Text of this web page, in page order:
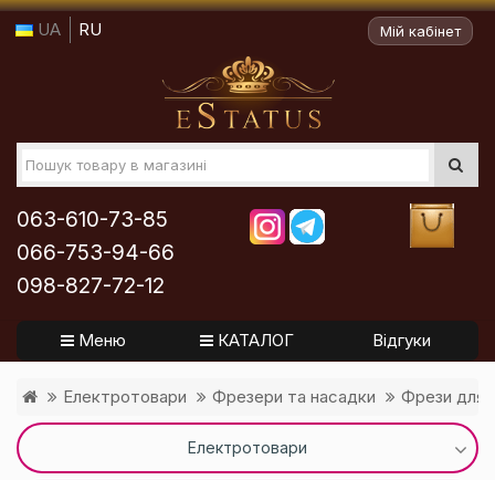
UA RU Мій кабінет
063-610-73-85
066-753-94-66
098-827-72-12
Меню КАТАЛОГ Відгуки
Електротовари Фрезери та насадки Фрези для
Електротовари